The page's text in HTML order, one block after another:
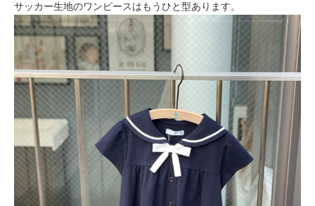
サッカー生地のワンピースはもうひと型あります。